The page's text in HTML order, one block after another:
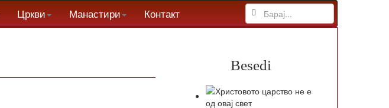
Цркви Манастири Контакт
Besedi